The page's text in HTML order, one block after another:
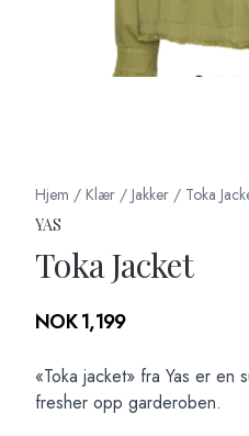
Hjem / Klær / Jakker / Toka
YAS
Toka Jacket
Produktdetaljer
NOK 1,199
Description
«Toka jacket» fra Yas er en
fresher opp garderoben.